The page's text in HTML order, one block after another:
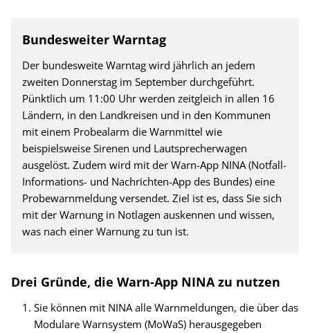
Bundesweiter Warntag
Der bundesweite Warntag wird jährlich an jedem
zweiten Donnerstag im September durchgeführt.
Pünktlich um 11:00 Uhr werden zeitgleich in allen 16
Ländern, in den Landkreisen und in den Kommunen
mit einem Probealarm die Warnmittel wie
beispielsweise Sirenen und Lautsprecherwagen
ausgelöst. Zudem wird mit der Warn-App NINA (Notfall-
Informations- und Nachrichten-App des Bundes) eine
Probewarnmeldung versendet. Ziel ist es, dass Sie sich
mit der Warnung in Notlagen auskennen und wissen,
was nach einer Warnung zu tun ist.
Drei Gründe, die Warn-App NINA zu nutzen
Sie können mit NINA alle Warnmeldungen, die über das
Modulare Warnsystem (MoWaS) herausgegeben